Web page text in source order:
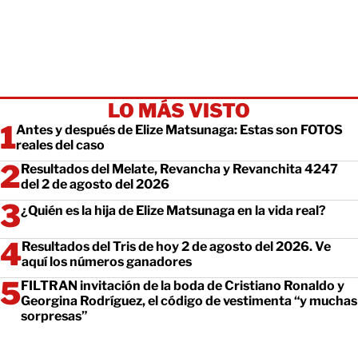
LO MÁS VISTO
Antes y después de Elize Matsunaga: Estas son FOTOS
reales del caso
Resultados del Melate, Revancha y Revanchita 4247
del 2 de agosto del 2026
¿Quién es la hija de Elize Matsunaga en la vida real?
Resultados del Tris de hoy 2 de agosto del 2026. Ve
aquí los números ganadores
FILTRAN invitación de la boda de Cristiano Ronaldo y
Georgina Rodríguez, el código de vestimenta “y muchas
sorpresas”